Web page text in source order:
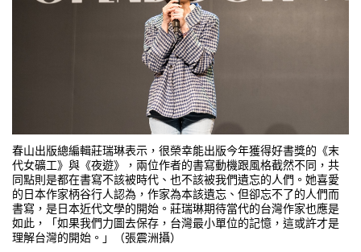
春山出版總編輯莊瑞琳表示，很榮幸能出版今年獲得好書獎的《末
代女礦工》與《夜遊》，兩位作者的書寫動機跟風格截然不同，共
同點則是都在書寫不該被時代、也不該被我們遺忘的人們。她喜愛
的日本作家柄谷行人認為，作家為本該遺忘、但卻忘不了的人們而
書寫，是日本近代文學的開始。莊瑞琳期待當代的台灣作家也應是
如此，「如果我們力圖去保存，台灣最小單位的記憶，這或許才是
理解台灣的開始。」（張震洲攝​​​​​）